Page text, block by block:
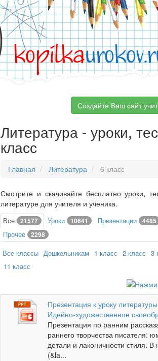
kopilka
Создайте Ваш сайт
Литература - уроки,
класс
Главная Литература 6 класс
Смотрите и скачивайте бесплатно уроки,
литературе для учителя и ученика.
Все 21577 Уроки 10641 Презентации 4485
Прочее 2298
Все классы Дошкольникам 1 класс 2 класс 3
11 класс
Презентация к уроку
Идейно-художественное
Презентация по ранним
раннего творчества писателя:
детали и лаконичности стиля.
(&la...